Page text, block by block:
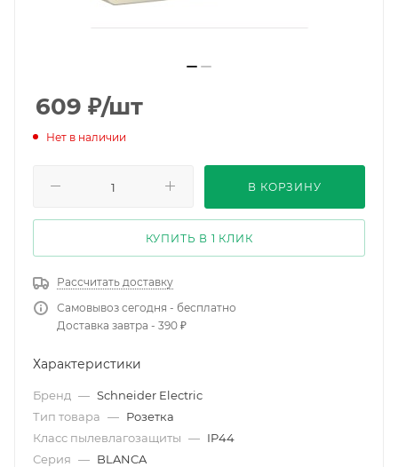
609 ₽/шт
Нет в наличии
В КОРЗИНУ
КУПИТЬ В 1 КЛИК
Рассчитать доставку
Самовывоз сегодня - бесплатно
Доставка завтра - 390 ₽
Характеристики
Бренд — Schneider Electric
Тип товара — Розетка
Класс пылевлагозащиты — IP44
Серия — BLANCA